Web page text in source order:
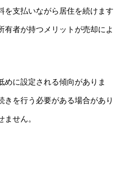
を支払いながら居住を続けます
有者が持つメリットが売却によ
に設定される傾向がありま
を行う必要がある場合があり
せん。